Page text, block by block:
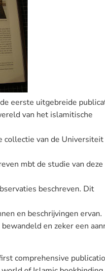
eerste uitgebreide
van het islamitische
collectie van de Universiteit
mbt de studie van deze
beschreven. Dit
en beschrijvingen ervan.
en zeker een
comprehensive